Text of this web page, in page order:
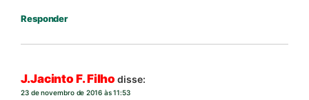
Responder
J.Jacinto F. Filho disse:
23 de novembro de 2016 às 11:53